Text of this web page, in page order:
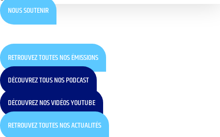
NOUS SOUTENIR
RETROUVEZ TOUTES NOS ÉMISSIONS
DÉCOUVREZ TOUS NOS PODCAST
DÉCOUVREZ NOS VIDÉOS YOUTUBE
RETROUVEZ TOUTES NOS ACTUALITÉS